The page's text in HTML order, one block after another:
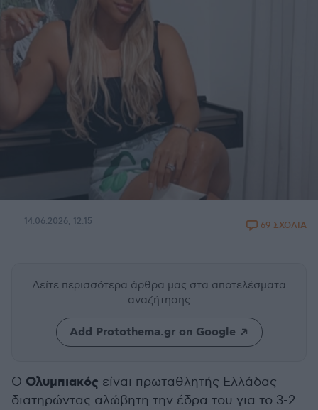
14.06.2026, 12:15 69 ΣΧΟΛΙΑ
Δείτε περισσότερα άρθρα μας στα αποτελέσματα
αναζήτησης
Add Protothema.gr on Google
Ο Ολυμπιακός είναι πρωταθλητής Ελλάδας
διατηρώντας αλώβητη την έδρα του για το 3-2